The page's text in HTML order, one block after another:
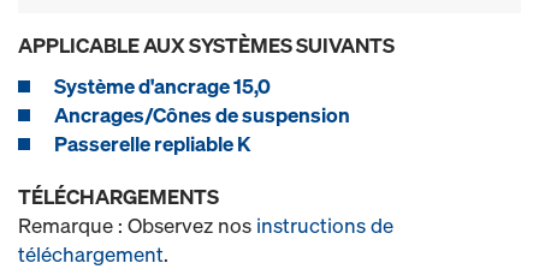
APPLICABLE AUX SYSTÈMES SUIVANTS
Système d'ancrage 15,0
Ancrages/Cônes de suspension
Passerelle repliable K
TÉLÉCHARGEMENTS
Remarque : Observez nos instructions de
téléchargement.